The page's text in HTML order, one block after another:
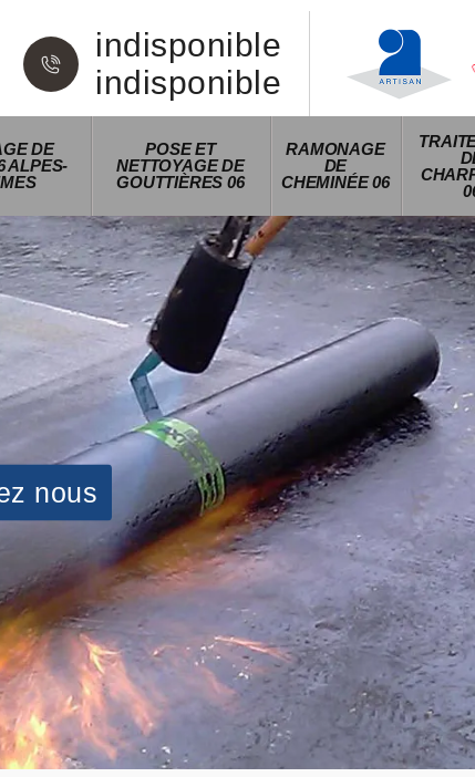
indisponible
indisponible
DE
ALPES-
POSE ET
NETTOYAGE DE
GOUTTIÈRES 06
RAMONAGE
DE
CHEMINÉE 06
nous